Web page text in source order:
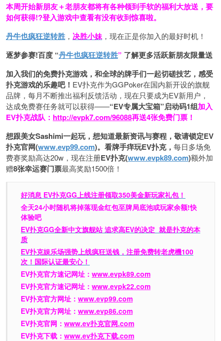
本周开始新朋友＋老朋友都将有各种领到手软的福利大放送，要
如何获得!?登入游戏中查看有没有收到惊喜啦。
丹牛也疯狂逆转胜 ， 决胜小妹 ，现在正是你加入的最好时机！
逐梦参赛!百度 “丹牛也疯狂逆转胜” 了解更多活跃新朋友限量送
加入我们的免费扑克游戏，和全球的牌手们一起切磋技艺，感受
扑克游戏的乐趣吧！ EV扑克作为GGPoker在国内新开设的旗舰
品牌，每月不断推出福利反馈活动，现在只要成为EV新用户，
达成免费赛任务就可以获得——“EV专属大宝箱”启动码1组加入
EV扑克战队： http://evpk7.com/96088再送4张免费门票！
想跟美女Sashimi一起玩， 想知道最新资讯与赛程， 敬请锁定EV
扑克官网(www.evp99.com)。 看牌手痒玩EV扑克， 每日多场免
费赛奖励高达20w，现在注册EV扑克(www.evpk89.com)额外加
赠8张幸运赛门票最高奖励1500倍！
好消息 EV扑克GG上线注册领取350美金新玩家礼包！
全天24小时随机将掉落现金红包至牌局底池或玩家余额!快
体验吧
EV扑克GG全新中文旗舰站追求高EV的决定 就是扑克的本
质
EV扑克娱乐场强势上线疯狂送钱，注册免费转老虎機100
次！国际认证最安心！
EV扑克官方速记网址： www.evpk89.com
EV扑克官方速记网址： www.evpk22.com
EV扑克官方网址： www.evp99.com
EV扑克官方网址： www.evp86.com
EV扑克官网： www.ev扑克官网.com
EV扑克下载： www.ev扑克下载.com